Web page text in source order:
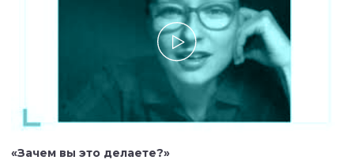
«Зачем вы это делаете?»